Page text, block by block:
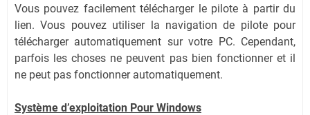
Vous pouvez facilement télécharger le pilote à partir du
lien. Vous pouvez utiliser la navigation de pilote pour
télécharger automatiquement sur votre PC. Cependant,
parfois les choses ne peuvent pas bien fonctionner et il
ne peut pas fonctionner automatiquement.
Système d’exploitation Pour Windows